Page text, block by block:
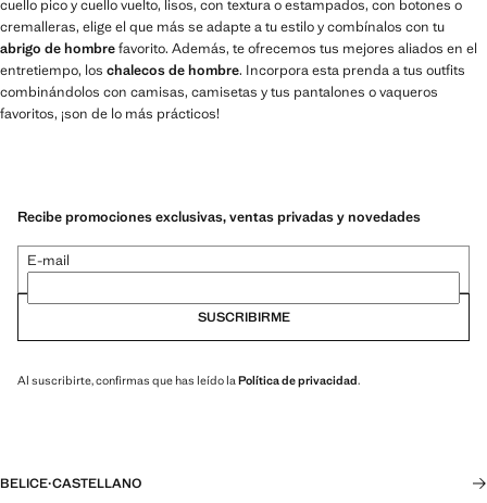
cuello pico y cuello vuelto, lisos, con textura o estampados, con botones o
cremalleras, elige el que más se adapte a tu estilo y combínalos con tu
abrigo de hombrefavorito. Además, te ofrecemos tus mejores aliados en el
entretiempo, los chalecos de hombre. Incorpora esta prenda a tus outfits
combinándolos con camisas, camisetas y tus pantalones o vaqueros
favoritos, ¡son de lo más prácticos!
Recibe promociones exclusivas, ventas privadas y novedades
E-mail
SUSCRIBIRME
Al suscribirte, confirmas que has leído la Política de privacidad.
BELICE·CASTELLANO